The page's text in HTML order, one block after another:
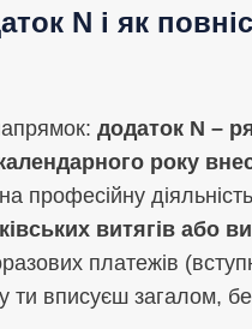
N і як
додаток N –
року
професійну
витягів або
платежів
ти вписуєш загалом,